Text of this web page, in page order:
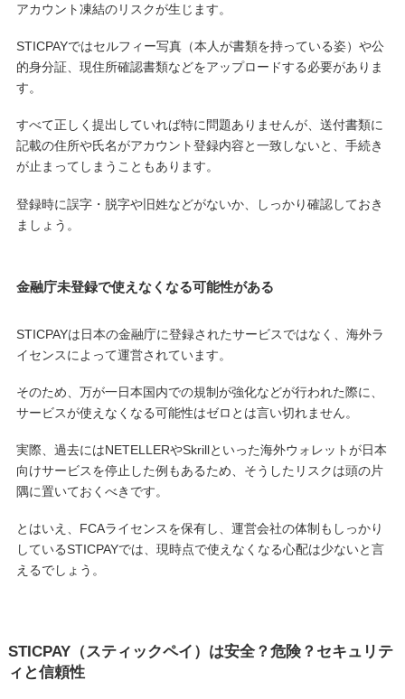
アカウント凍結のリスクが生じます。
STICPAYではセルフィー写真（本人が書類を持っている姿）や公
的身分証、現住所確認書類などをアップロードする必要がありま
す。
すべて正しく提出していれば特に問題ありませんが、送付書類に
記載の住所や氏名がアカウント登録内容と一致しないと、手続き
が止まってしまうこともあります。
登録時に誤字・脱字や旧姓などがないか、しっかり確認しておき
ましょう。
金融庁未登録で使えなくなる可能性がある
STICPAYは日本の金融庁に登録されたサービスではなく、海外ラ
イセンスによって運営されています。
そのため、万が一日本国内での規制が強化などが行われた際に、
サービスが使えなくなる可能性はゼロとは言い切れません。
実際、過去にはNETELLERやSkrillといった海外ウォレットが日本
向けサービスを停止した例もあるため、そうしたリスクは頭の片
隅に置いておくべきです。
とはいえ、FCAライセンスを保有し、運営会社の体制もしっかり
しているSTICPAYでは、現時点で使えなくなる心配は少ないと言
えるでしょう。
STICPAY（スティックペイ）は安全？危険？セキュリテ
ィと信頼性